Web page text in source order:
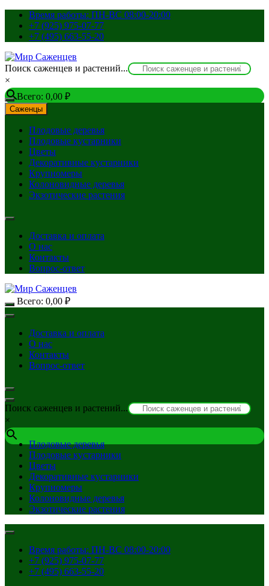
Перейти
содержимому
Время работы: ПН-ВС 08:00-20:00
+7 (925) 975-07-77
+7 (495) 663-55-20
Поиск саженцев и растений...
×
Всего: 0,00 ₽
Саженцы
Плодовые деревья
Плодовые кустарники
Цветы
Декоративные кустарники
Крупномеры
Колоновидные деревья
Экзотические растения
Доставка и оплата
О нас
Контакты
Вопрос-ответ
Всего: 0,00 ₽
Доставка и оплата
О нас
Контакты
Вопрос-ответ
Поиск саженцев и растений...
×
Плодовые деревья
Плодовые кустарники
Цветы
Декоративные кустарники
Крупномеры
Колоновидные деревья
Экзотические растения
Время работы: ПН-ВС 08:00-20:00
+7 (925) 975-07-77
+7 (495) 663-55-20